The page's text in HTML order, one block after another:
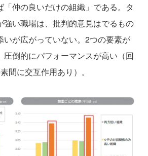
「仲の良いだけの組織」である。タ
強い職場は、批判的意見はでるもの
いが広がっていない。2つの要素が
圧倒的にパフォーマンスが高い（回
間に交互作用あり）。